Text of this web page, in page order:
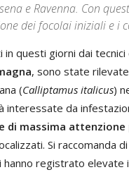
e Ravenna. Con
dei focolai iniziali e i
questi giorni dai tecnici
, sono state
(Calliptamus italicus)
interessate da
di massima
Si raccomanda
hanno registrato elevate